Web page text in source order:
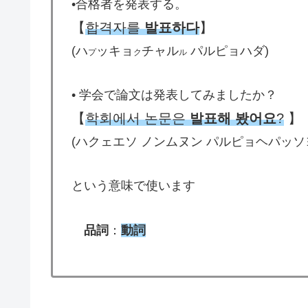
•合格者を発表する。
【합격자를발표하다】
(ハプッキョ ク チャルル パルピョハダ)
• 学会で論文は発表してみましたか？
【학회에서 논문은발표해 봤어요? 】
(ハクェエソ ノンムヌン パルピョヘパッ
という意味で使います
品詞 ： 動詞